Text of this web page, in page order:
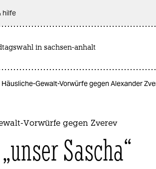
hilfe
in sachsen-anhalt
Häusliche-Gewalt-Vorwürfe gegen Alexander
Vorwürfe gegen Zverev
Sascha“